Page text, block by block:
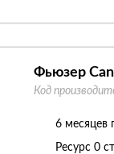
Фьюзер
Код
6 месяцев
Ресурс 0